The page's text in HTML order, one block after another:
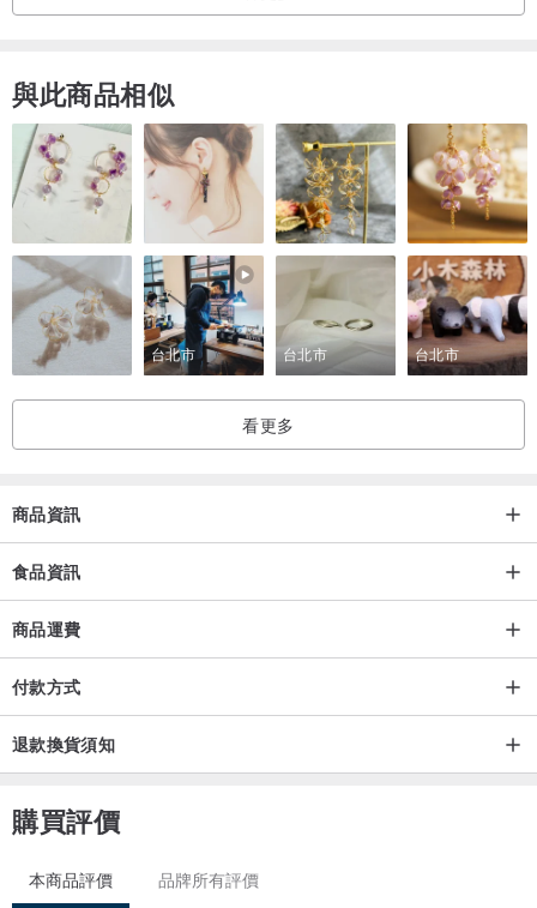
：運送方式：
使用黑貓宅急便冷藏宅配
配送時段可選擇：上午（9:00~13:00）或 下午（14:00~18:00）
若無註明就是不指定喔
：注 意 事 項：
・出貨日期請參考設計館公告，如果有其他出貨時間需求請私訊我們
討論
・響應環保不提供免洗刀盤
・運送過程中難免會有些微碰撞，皆屬正常，如有較嚴重狀況請與我
室友用心製作，請安心享用
與此商品相似
台北市 台北市 台北市
看更多
商品資訊
食品資訊
商品運費
付款方式
退款換貨須知
購買評價
本商品評價 品牌所有評價